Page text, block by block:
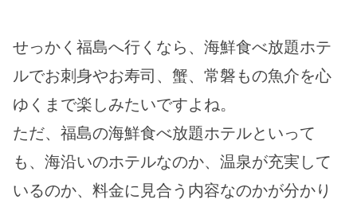
せっかく福島へ行くなら、海鮮食べ放題ホテ
ルでお刺身やお寿司、蟹、常磐もの魚介を心
ゆくまで楽しみたいですよね。
ただ、福島の海鮮食べ放題ホテルといって
も、海沿いのホテルなのか、温泉が充実して
いるのか、料金に見合う内容なのかが分かり